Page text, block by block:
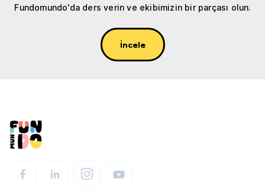
Fundomundo'da ders verin ve ekibimizin bir parçası olun.
İncele